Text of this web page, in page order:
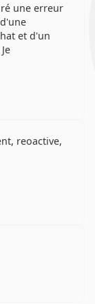
une erreur
et d'un
reoactive,